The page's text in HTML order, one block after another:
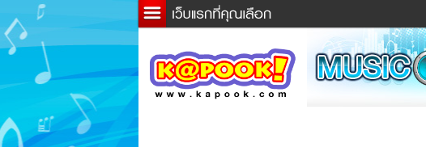
ข่าวด่วน
ละคร